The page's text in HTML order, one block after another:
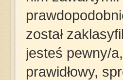
został
jesteś pewny/
prawidłowy,